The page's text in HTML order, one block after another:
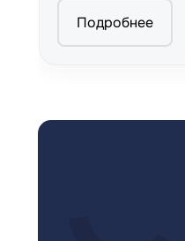
Подробнее